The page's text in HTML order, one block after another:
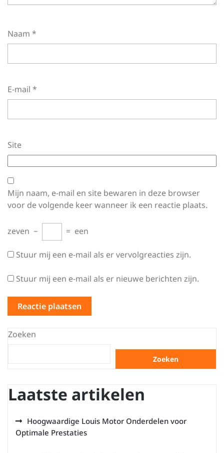
Naam *
E-mail *
Site
Mijn naam, e-mail en site bewaren in deze browser
voor de volgende keer wanneer ik een reactie plaats.
zeven − = een
Stuur mij een e-mail als er vervolgreacties zijn.
Stuur mij een e-mail als er nieuwe berichten zijn.
Zoeken
Zoeken
Laatste artikelen
Hoogwaardige Louis Motor Onderdelen voor
Optimale Prestaties